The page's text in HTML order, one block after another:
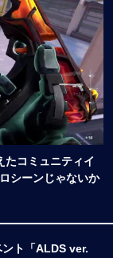
たコミュニティイ
シーンじゃないか
ト「ALDS ver.